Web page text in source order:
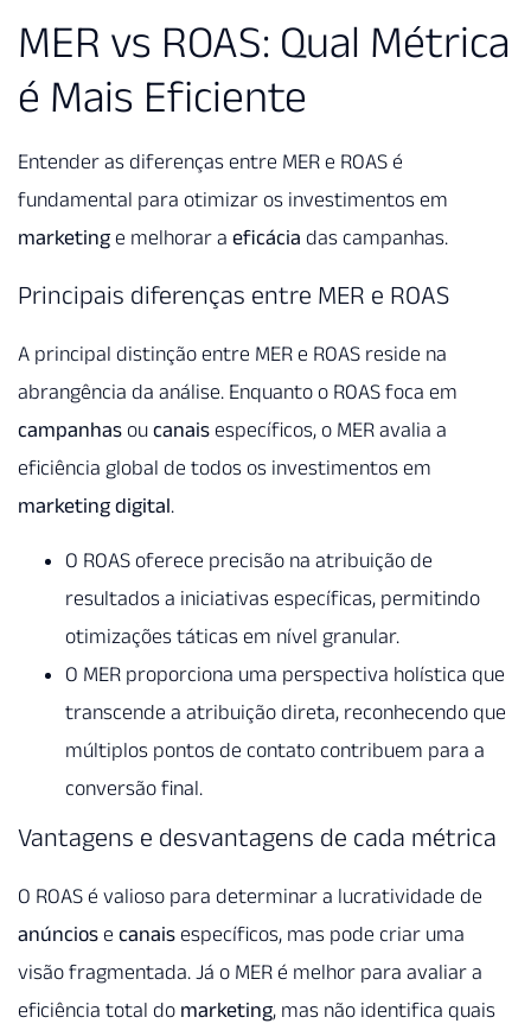
MER vs ROAS: Qual Métrica
é Mais Eficiente
Entender as diferenças entre MER e ROAS é
fundamental para otimizar os investimentos em
marketinge melhorar a eficácia das campanhas.
Principais diferenças entre MER e ROAS
A principal distinção entre MER e ROAS reside na
abrangência da análise. Enquanto o ROAS foca em
campanhas ou canais específicos, o MER avalia a
eficiência global de todos os investimentos em
marketing digital.
O ROAS oferece precisão na atribuição de
resultados a iniciativas específicas, permitindo
otimizações táticas em nível granular.
O MER proporciona uma perspectiva holística que
transcende a atribuição direta, reconhecendo que
múltiplos pontos de contato contribuem para a
conversão final.
Vantagens e desvantagens de cada métrica
O ROAS é valioso para determinar a lucratividade de
anúncios e canais específicos, mas pode criar uma
visão fragmentada. Já o MER é melhor para avaliar a
eficiência total do marketing, mas não identifica quais